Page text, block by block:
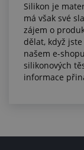
Silikon je
má však své
zájem o
dělat, když
našem e-
silikonových
informace